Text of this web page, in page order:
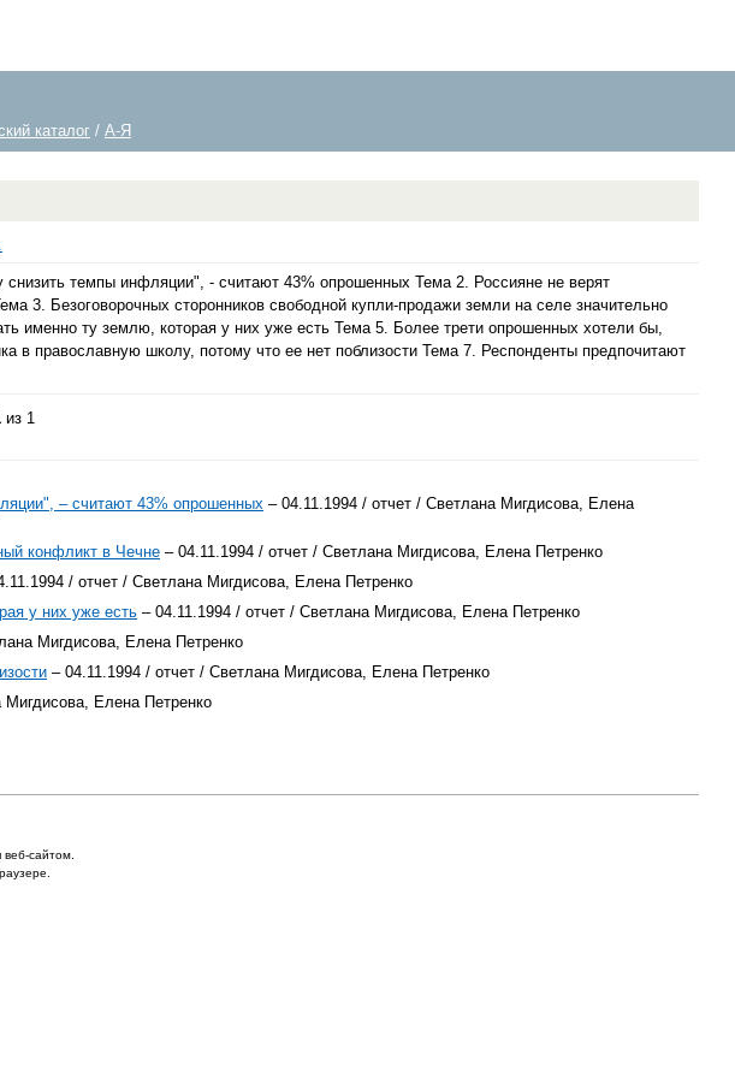
каталог / А-Я
темпы инфляции", - считают 43% опрошенных Тема 2. Россияне не верят
3. Безоговорочных сторонников свободной купли-продажи земли на селе значительно
именно ту землю, которая у них уже есть Тема 5. Более трети опрошенных хотели бы,
в православную школу, потому что ее нет поблизости Тема 7. Респонденты предпочитают
из 1
– считают 43% опрошенных – 04.11.1994 / отчет / Светлана Мигдисова, Елена
конфликт в Чечне – 04.11.1994 / отчет / Светлана Мигдисова, Елена Петренко
/ отчет / Светлана Мигдисова, Елена Петренко
у них уже есть – 04.11.1994 / отчет / Светлана Мигдисова, Елена Петренко
Мигдисова, Елена Петренко
– 04.11.1994 / отчет / Светлана Мигдисова, Елена Петренко
Мигдисова, Елена Петренко
сайтом.